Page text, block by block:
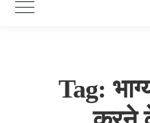
Toggle Main Menu
Tag: